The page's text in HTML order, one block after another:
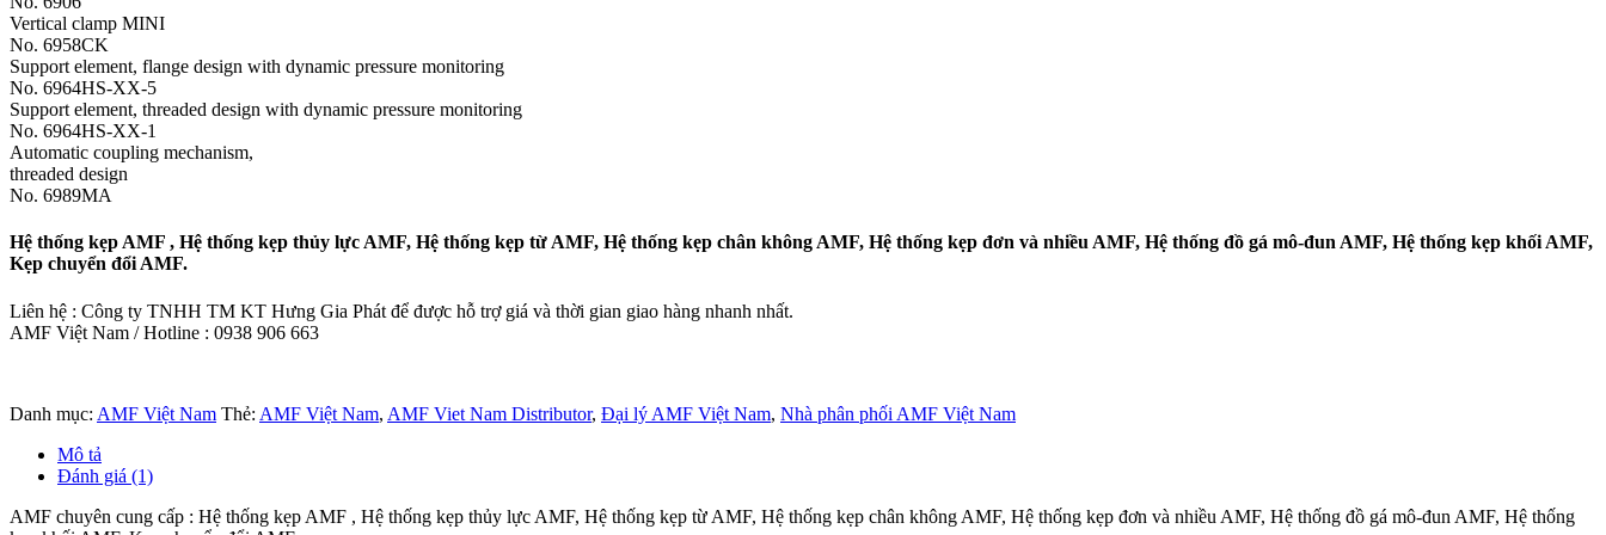
Vertical clamp MINI
No. 6958CK
Support element, flange design with dynamic pressure monitoring
No. 6964HS-XX-5
Support element, threaded design with dynamic pressure monitoring
No. 6964HS-XX-1
Automatic coupling mechanism,
threaded design
No. 6989MA
Hệ thống kẹp AMF , Hệ thống kẹp thủy lực AMF, Hệ thống kẹp từ AMF, Hệ thống kẹp chân không AMF, Hệ thống kẹp đơn và nhiều AMF, Hệ thống đồ gá mô-đun AMF, Hệ thống kẹp khối AMF,
Kẹp chuyển đổi AMF.
Liên hệ : Công ty TNHH TM KT Hưng Gia Phát để được hỗ trợ giá và thời gian giao hàng nhanh nhất.
AMF Việt Nam / Hotline : 0938 906 663
Danh mục: AMF Việt Nam Thẻ: AMF Việt Nam, AMF Viet Nam Distributor, Đại lý AMF Việt Nam, Nhà phân phối AMF Việt Nam
Mô tả
Đánh giá (1)
AMF chuyên cung cấp : Hệ thống kẹp AMF , Hệ thống kẹp thủy lực AMF, Hệ thống kẹp từ AMF, Hệ thống kẹp chân không AMF, Hệ thống kẹp đơn và nhiều AMF, Hệ thống đồ gá mô-đun AMF, Hệ thống